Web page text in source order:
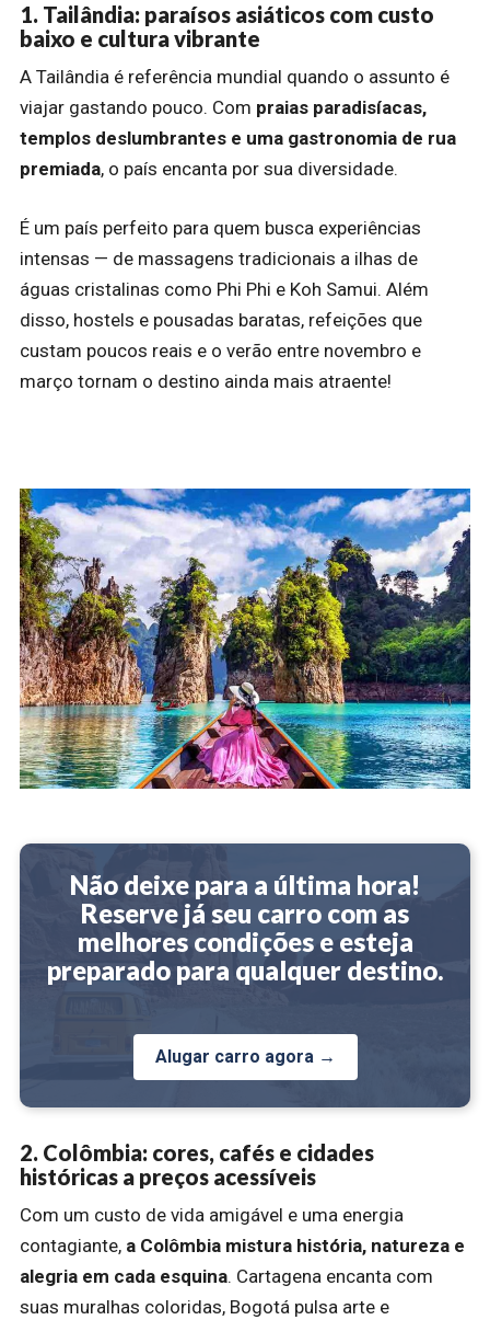
1. Tailândia: paraísos asiáticos com custo
baixo e cultura vibrante
A Tailândia é referência mundial quando o assunto é
viajar gastando pouco. Com praias paradisíacas,
templos deslumbrantes e uma gastronomia de rua
premiada, o país encanta por sua diversidade.
É um país perfeito para quem busca experiências
intensas — de massagens tradicionais a ilhas de
águas cristalinas como Phi Phi e Koh Samui. Além
disso, hostels e pousadas baratas, refeições que
custam poucos reais e o verão entre novembro e
março tornam o destino ainda mais atraente!
Não deixe para a última hora!
Reserve já seu carro com as
melhores condições e esteja
preparado para qualquer destino.
Alugar carro agora →
2. Colômbia: cores, cafés e cidades
históricas a preços acessíveis
Com um custo de vida amigável e uma energia
contagiante, a Colômbia mistura história, natureza e
alegria em cada esquina. Cartagena encanta com
suas muralhas coloridas, Bogotá pulsa arte e